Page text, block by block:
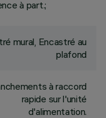
à part.;
mural, Encastré au
plafond
à raccord
rapide sur l'unité
d'alimentation.